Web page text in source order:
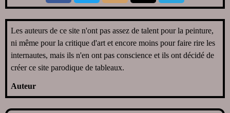
Les auteurs de ce site n'ont pas assez de talent pour la peinture,
ni même pour la critique d'art et encore moins pour faire rire les
internautes, mais ils n'en ont pas conscience et ils ont décidé de
créer ce site parodique de tableaux.
Auteur